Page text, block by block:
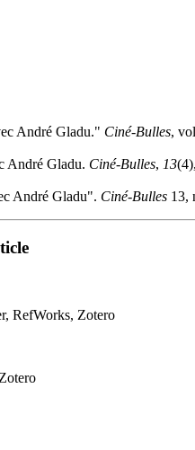
André Gladu." Ciné-Bulles,
André Gladu. Ciné-Bulles, 13
André Gladu". Ciné-Bulles 13,
RefWorks, Zotero